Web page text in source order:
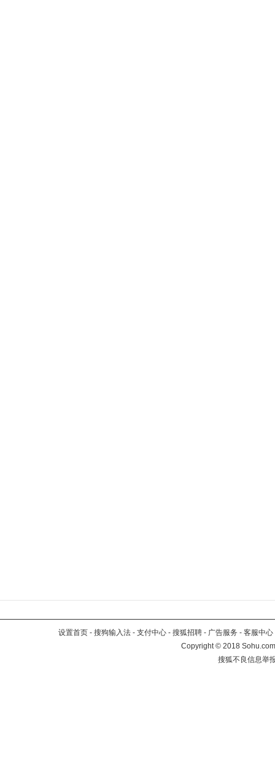
设置首页 - 搜狗输入法 - 支付中心 - 搜狐招聘 - 广告服务 - 客服中心
Copyright©2018
搜狐不良信息举